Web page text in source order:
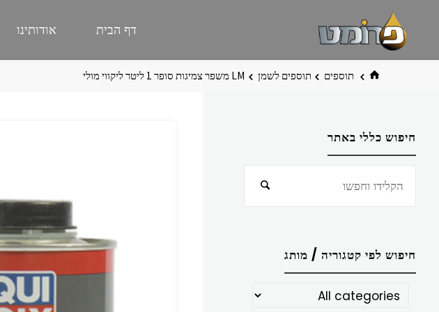
דף הבית אודותינו
בית תוספים תוספים לשמן LM משפר צמיגות סופר 1 ליטר ליקווי מולי
חיפוש כללי באתר
חיפוש
חיפוש לפי קטגוריה / מותג